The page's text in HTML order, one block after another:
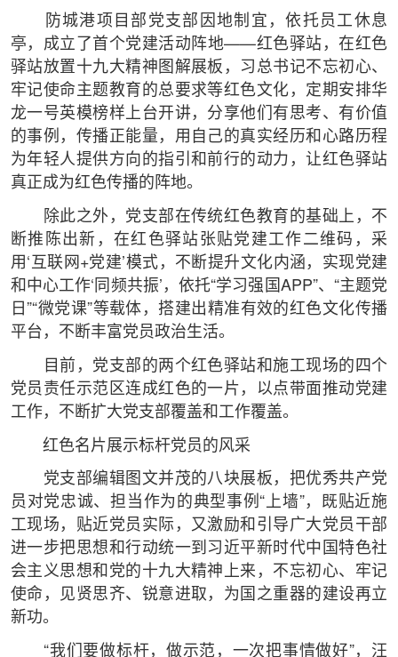
防城港项目部党支部因地制宜，依托员工休息
亭，成立了首个党建活动阵地——红色驿站，在红色
驿站放置十九大精神图解展板，习总书记不忘初心、
牢记使命主题教育的总要求等红色文化，定期安排华
龙一号英模榜样上台开讲，分享他们有思考、有价值
的事例，传播正能量，用自己的真实经历和心路历程
为年轻人提供方向的指引和前行的动力，让红色驿站
真正成为红色传播的阵地。
除此之外，党支部在传统红色教育的基础上，不
断推陈出新，在红色驿站张贴党建工作二维码，采
用‘互联网+党建’模式，不断提升文化内涵，实现党建
和中心工作‘同频共振’，依托“学习强国APP”、“主题党
日”“微党课”等载体，搭建出精准有效的红色文化传播
平台，不断丰富党员政治生活。
目前，党支部的两个红色驿站和施工现场的四个
党员责任示范区连成红色的一片，以点带面推动党建
工作，不断扩大党支部覆盖和工作覆盖。
红色名片展示标杆党员的风采
党支部编辑图文并茂的八块展板，把优秀共产党
员对党忠诚、担当作为的典型事例“上墙”，既贴近施
工现场，贴近党员实际，又激励和引导广大党员干部
进一步把思想和行动统一到习近平新时代中国特色社
会主义思想和党的十九大精神上来，不忘初心、牢记
使命，见贤思齐、锐意进取，为国之重器的建设再立
新功。
“我们要做标杆，做示范，一次把事情做好”，汪